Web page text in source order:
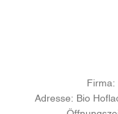
Firma:
Adresse: Bio